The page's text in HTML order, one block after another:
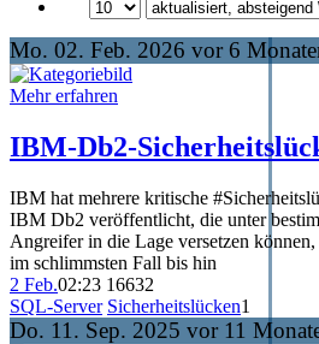
Mo. 02. Feb. 2026 vor 6
Mehr erfahren
IBM hat mehrere kritische
IBM Db2 veröffentlicht, die unter
Angreifer in die Lage versetzen
im schlimmsten Fall bis hin
2 Feb.02:23 16632
SQL-Server Sicherheitslücken1
Do. 11. Sep. 2025 vor 11